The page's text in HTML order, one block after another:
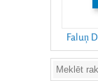
Faluņ